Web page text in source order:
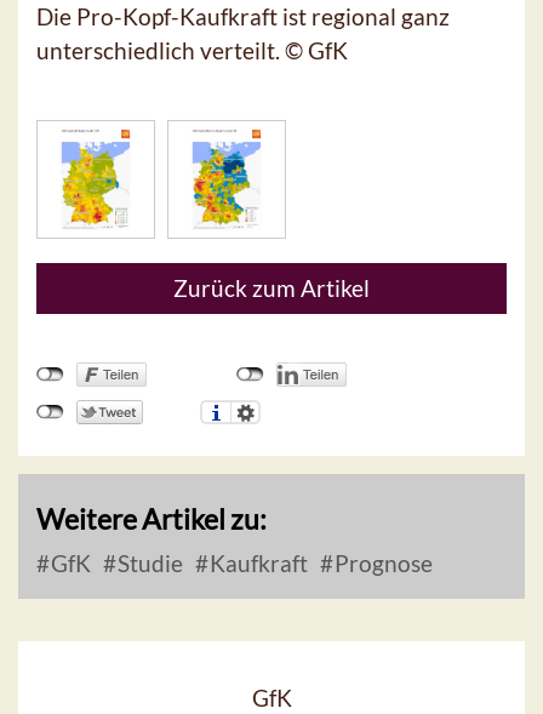
Die Pro-Kopf-Kaufkraft ist regional ganz
unterschiedlich verteilt. © GfK
Zurück zum Artikel
Weitere Artikel zu:
GfK Studie Kaufkraft Prognose
GfK